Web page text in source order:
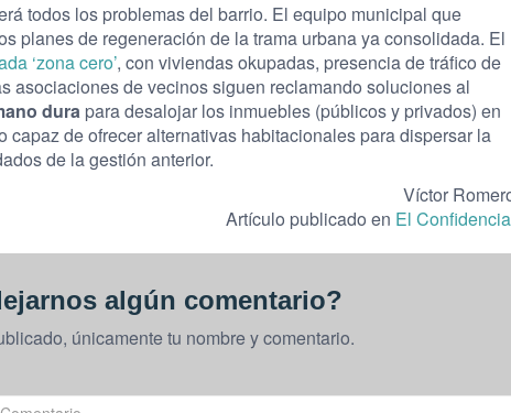
todos los problemas del barrio. El equipo municipal que
planes de regeneración de la trama urbana ya consolidada. El
‘zona cero’, con viviendas okupadas, presencia de tráfico de
asociaciones de vecinos siguen reclamando soluciones al
dura para desalojar los inmuebles (públicos y privados) en
capaz de ofrecer alternativas habitacionales para dispersar la
de la gestión anterior.
Víctor
Artículo publicado en El
algún comentario?
únicamente tu nombre y comentario.